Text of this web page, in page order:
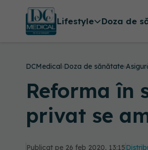
Lifestyle Doza de
DCMedical›Doza de sănătate›
Reforma în
privat se
Publicat pe 26 feb 2020, 13:15